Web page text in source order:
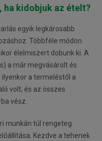
kidobjuk az ételt?
egyik legkárosabb
Többféle módon
élelmiszert dobunk ki. A
a már megvásárolt és
a termeléstől a
volt, és az összes
vész.
munkán túl rengeteg
Kezdve a tehenek